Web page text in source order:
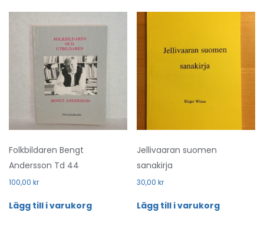
Folkbildaren Bengt
Andersson Td 44
100,00 kr
Lägg till i varukorg
Jellivaaran suomen
sanakirja
30,00kr
Lägg till i varukorg